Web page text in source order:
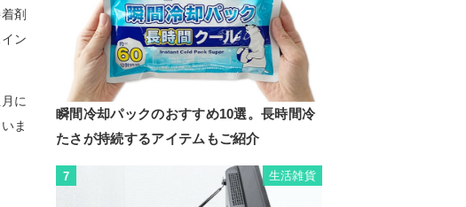
剤
ン
に
ま
瞬間冷却パックのおすすめ10選。長時間冷
たさが持続するアイテムもご紹介
7 生活雑貨